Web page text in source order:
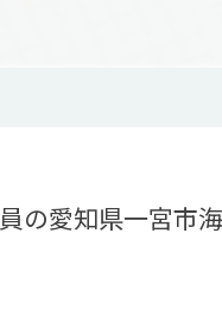
の愛知県一宮市